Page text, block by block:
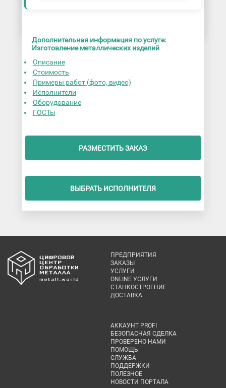
Дополнительная информация по услуге:
Изготовление металлических изделий
Описание
Стоимость
Примеры работ (фото, видео)
Исполнители
Оборудование
ГОСТы
РАЗМЕСТИТЬ ЗАКАЗ
ВЫБРАТЬ ИСПОЛНИТЕЛЯ
ПРЕДПРИЯТИЯ
ЗАКАЗЫ
УСЛУГИ
ONLINE УСЛУГИ
СТАНКОСТРОЕНИЕ
ДОСТАВКА
АККАУНТ PROFI
БЕЗОПАСНАЯ СДЕЛКА
ПРОВЕРЕНО НАМИ
ПОМОЩЬ
СЛУЖБА
ПОДДЕРЖКИ
ПОЛЕЗНОЕ
НОВОСТИ ПОРТАЛА